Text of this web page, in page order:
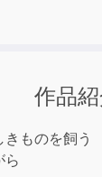
作品
きものを飼う
ら